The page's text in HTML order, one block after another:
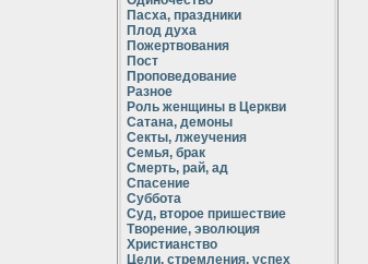
Пасха, праздники
Плод духа
Пожертвования
Пост
Проповедование
Разное
Роль женщины в Церкви
Сатана, демоны
Секты, лжеучения
Семья, брак
Смерть, рай, ад
Спасение
Суббота
Суд, второе пришествие
Творение, эволюция
Христианство
Цели, стремления, успех